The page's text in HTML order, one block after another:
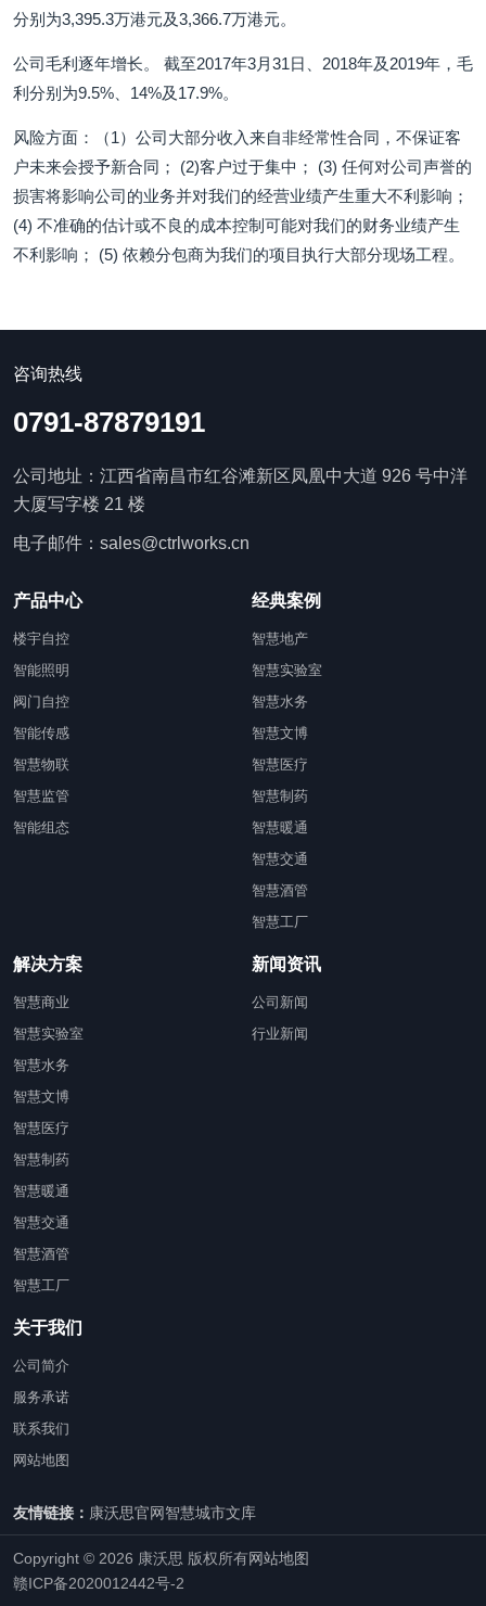
分别为3,395.3万港元及3,366.7万港元。
公司毛利逐年增长。 截至2017年3月31日、2018年及2019年，毛
利分别为9.5%、14%及17.9%。
风险方面：（1）公司大部分收入来自非经常性合同，不保证客
户未来会授予新合同； (2)客户过于集中； (3) 任何对公司声誉的
损害将影响公司的业务并对我们的经营业绩产生重大不利影响；
(4) 不准确的估计或不良的成本控制可能对我们的财务业绩产生
不利影响； (5) 依赖分包商为我们的项目执行大部分现场工程。
咨询热线
0791-87879191
公司地址：江西省南昌市红谷滩新区凤凰中大道 926 号中洋
大厦写字楼 21 楼
电子邮件：sales@ctrlworks.cn
产品中心
楼宇自控
智能照明
阀门自控
智能传感
智慧物联
智慧监管
智能组态
经典案例
智慧地产
智慧实验室
智慧水务
智慧文博
智慧医疗
智慧制药
智慧暖通
智慧交通
智慧酒管
智慧工厂
解决方案
智慧商业
智慧实验室
智慧水务
智慧文博
智慧医疗
智慧制药
智慧暖通
智慧交通
智慧酒管
智慧工厂
新闻资讯
公司新闻
行业新闻
关于我们
公司简介
服务承诺
联系我们
网站地图
友情链接： 康沃思官网智慧城市文库
Copyright © 2026 康沃思 版权所有网站地图
赣ICP备2020012442号-2